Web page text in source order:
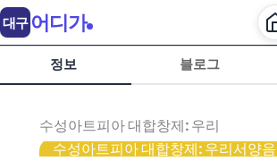
정보 블로그
수성아트피아 대합창제: 우리
수성아트피아 대합창제: 우리서양
대구 어디가